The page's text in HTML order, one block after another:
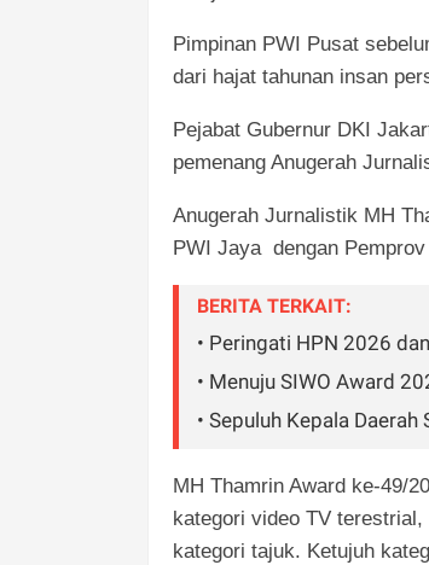
Pimpinan PWI Pusat
dari hajat tahunan insan
Pejabat Gubernur DKI
pemenang Anugerah
Anugerah Jurnalistik MH
PWI Jaya dengan
BERITA TERKAIT:
• Peringati HPN 2026
• Menuju SIWO Award
• Sepuluh Kepala
MH Thamrin Award ke-49/
kategori video TV
kategori tajuk. Ketujuh